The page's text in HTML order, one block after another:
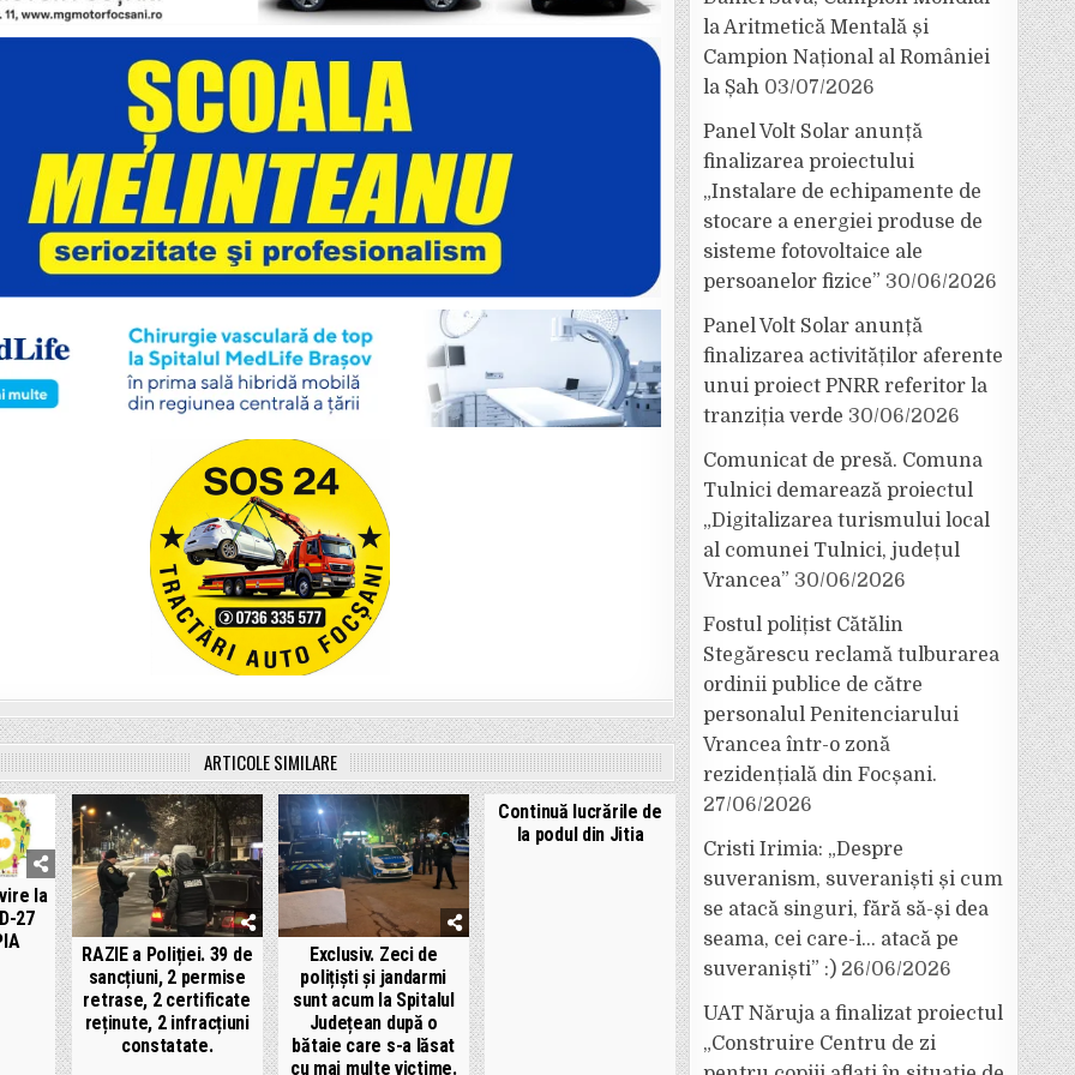
ARTICOLE SIMILARE
la
27
RAZIE a Poliției. 39 de
sancțiuni, 2 permise
retrase, 2 certificate
reținute, 2 infracțiuni
constatate.
Exclusiv. Zeci de
polițiști și jandarmi
sunt acum la Spitalul
Județean după o
bătaie care s-a lăsat
cu mai multe victime.
Continuă lucrările de
la podul din Jitia
la Aritmetică Mentală și
Campion Național al României
la Șah 03/07/2026
Panel Volt Solar anunță
finalizarea proiectului
„Instalare de echipamente de
stocare a energiei produse de
sisteme fotovoltaice ale
persoanelor fizice” 30/06/2026
Panel Volt Solar anunță
finalizarea activităților aferente
unui proiect PNRR referitor la
tranziția verde 30/06/2026
Comunicat de presă. Comuna
Tulnici demarează proiectul
„Digitalizarea turismului local
al comunei Tulnici, județul
Vrancea” 30/06/2026
Fostul polițist Cătălin
Stegărescu reclamă tulburarea
ordinii publice de către
personalul Penitenciarului
Vrancea într-o zonă
rezidențială din Focșani.
27/06/2026
Cristi Irimia: „Despre
suveranism, suveraniști și cum
se atacă singuri, fără să-și dea
seama, cei care-i… atacă pe
suveraniști” :) 26/06/2026
UAT Năruja a finalizat proiectul
„Construire Centru de zi